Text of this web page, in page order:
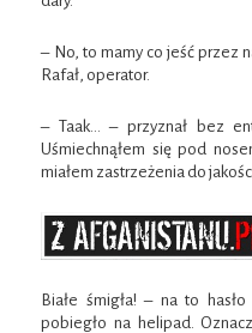
– No, to mamy co jeść przez
Rafał, operator.
– Taak… – przyznał bez
Uśmiechnąłem się pod
miałem zastrzeżenia do
Białe śmigła! – na to
pobiegło na helipad.